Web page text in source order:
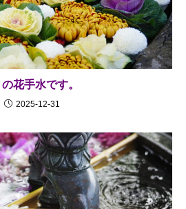
花手水です。
2025-12-31